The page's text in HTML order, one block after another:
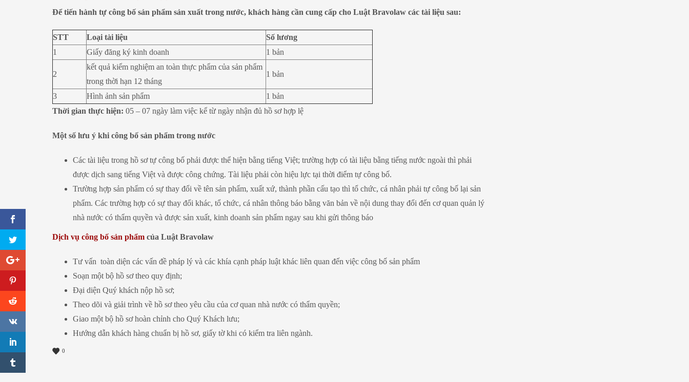
Để tiến hành tự công bố sản phẩm sản xuất trong nước, khách hàng cần cung cấp cho Luật Bravolaw các tài liệu sau:
STT Loại tài liệu
Số lương
1
Giấy đăng ký kinh doanh 1 bản
2
kết quả kiểm nghiệm an toàn thực phẩm của sản phẩm
trong thời hạn 12 tháng
1 bản
3 Hình ảnh sản phẩm
1 bản
Thời gian thực hiện: 05 – 07 ngày làm việc kể từ ngày nhận đủ hồ sơ hợp lệ
Một số lưu ý khi công bố sản phẩm trong nước
Các tài liệu trong hồ sơ tự công bố phải được thể hiện bằng tiếng Việt; trường hợp có tài liệu bằng tiếng nước ngoài thì phải
được dịch sang tiếng Việt và được công chứng. Tài liệu phải còn hiệu lực tại thời điểm tự công bố.
Trường hợp sản phẩm có sự thay đổi về tên sản phẩm, xuất xứ, thành phần cấu tạo thì tổ chức, cá nhân phải tự công bố lại sản
phẩm. Các trường hợp có sự thay đổi khác, tổ chức, cá nhân thông báo bằng văn bản về nội dung thay đổi đến cơ quan quản lý
nhà nước có thẩm quyền và được sản xuất, kinh doanh sản phẩm ngay sau khi gửi thông báo
Dịch vụ công bố sản phẩm của Luật Bravolaw
Tư vấn toàn diện các vấn đề pháp lý và các khía cạnh pháp luật khác liên quan đến việc công bố sản phẩm
Soạn một bộ hồ sơ theo quy định;
Đại diện Quý khách nộp hồ sơ;
Theo dõi và giải trình về hồ sơ theo yêu cầu của cơ quan nhà nước có thẩm quyền;
Giao một bộ hồ sơ hoàn chỉnh cho Quý Khách lưu;
Hướng dẫn khách hàng chuẩn bị hồ sơ, giấy tờ khi có kiểm tra liên ngành.
0